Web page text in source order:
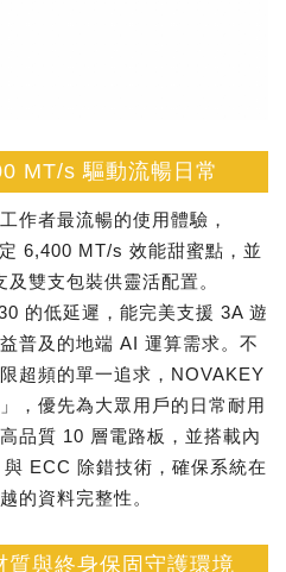
MT/s 驅動流暢日常
作者最流暢的使用體驗，
6,400 MT/s 效能甜蜜點，並
雙支包裝供靈活配置。
的低延遲，能完美支援 3A 遊
普及的地端 AI 運算需求。不
超頻的單一追求，NOVAKEY
，優先為大眾用戶的日常耐用
品質 10 層電路板，並搭載內
ECC 除錯技術，確保系統在
的資料完整性。
與終身保固守護環境